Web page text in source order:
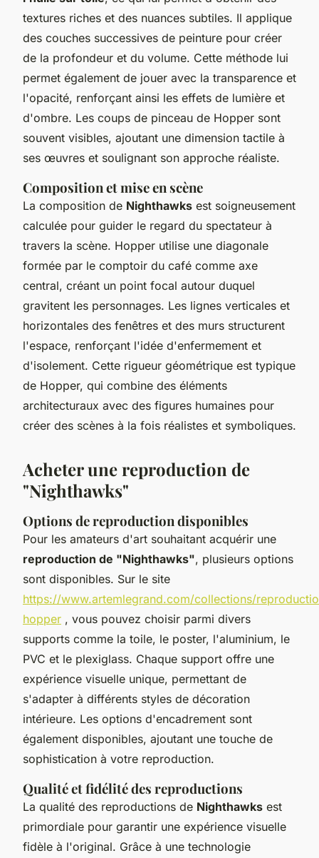
textures riches et des nuances subtiles. Il applique
des couches successives de peinture pour créer
de la profondeur et du volume. Cette méthode lui
permet également de jouer avec la transparence et
l'opacité, renforçant ainsi les effets de lumière et
d'ombre. Les coups de pinceau de Hopper sont
souvent visibles, ajoutant une dimension tactile à
ses œuvres et soulignant son approche réaliste.
Composition et mise en scène
La composition de Nighthawks est soigneusement
calculée pour guider le regard du spectateur à
travers la scène. Hopper utilise une diagonale
formée par le comptoir du café comme axe
central, créant un point focal autour duquel
gravitent les personnages. Les lignes verticales et
horizontales des fenêtres et des murs structurent
l'espace, renforçant l'idée d'enfermement et
d'isolement. Cette rigueur géométrique est typique
de Hopper, qui combine des éléments
architecturaux avec des figures humaines pour
créer des scènes à la fois réalistes et symboliques.
Acheter une reproduction de
"Nighthawks"
Options de reproduction disponibles
Pour les amateurs d'art souhaitant acquérir une
reproduction de "Nighthawks", plusieurs options
sont disponibles. Sur le site
https://www.artemlegrand.com/collections/
hopper , vous pouvez choisir parmi divers
supports comme la toile, le poster, l'aluminium, le
PVC et le plexiglass. Chaque support offre une
expérience visuelle unique, permettant de
s'adapter à différents styles de décoration
intérieure. Les options d'encadrement sont
également disponibles, ajoutant une touche de
sophistication à votre reproduction.
Qualité et fidélité des reproductions
La qualité des reproductions de Nighthawks est
primordiale pour garantir une expérience visuelle
fidèle à l'original. Grâce à une technologie